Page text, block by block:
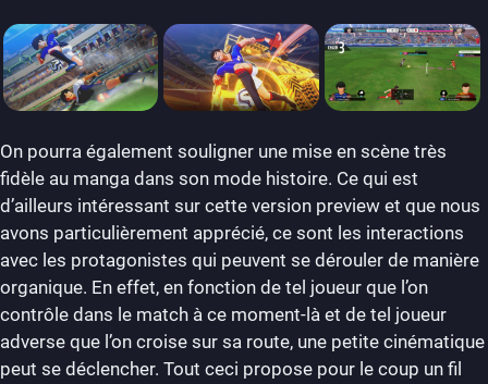
On pourra également souligner une mise en scène très
fidèle au manga dans son mode histoire. Ce qui est
d’ailleurs intéressant sur cette version preview et que nous
avons particulièrement apprécié, ce sont les interactions
avec les protagonistes qui peuvent se dérouler de manière
organique. En effet, en fonction de tel joueur que l’on
contrôle dans le match à ce moment-là et de tel joueur
adverse que l’on croise sur sa route, une petite cinématique
peut se déclencher. Tout ceci propose pour le coup un fil